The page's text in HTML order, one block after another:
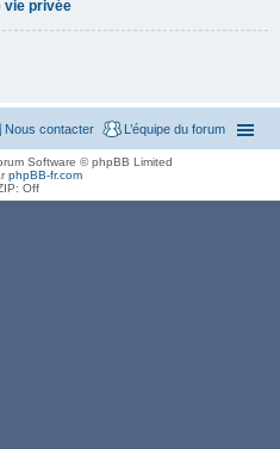
vie privée
L’équipe du forum
Nous contacter
Software © phpBB Limited
phpBB-fr.com
Off